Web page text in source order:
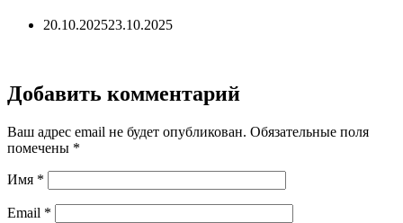
20.10.202523.10.2025
Добавить комментарий
Ваш адрес email не будет опубликован. Обязательные поля
помечены *
Имя *
Email *